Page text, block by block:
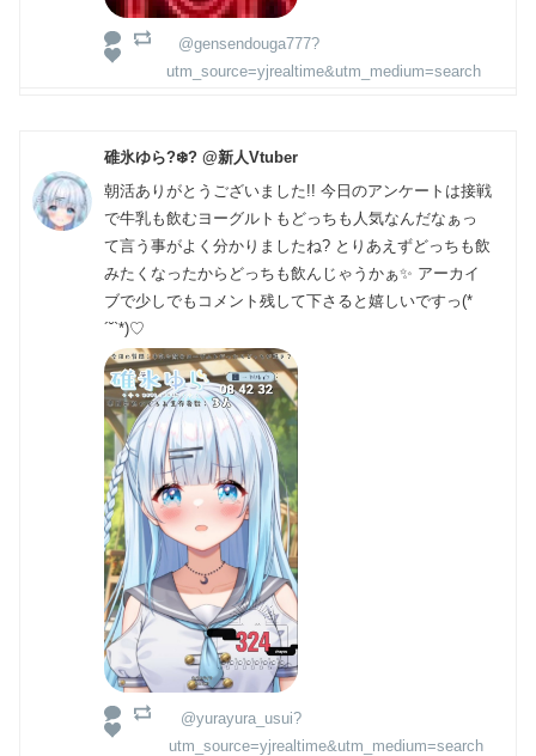
@gensendouga777?
utm_source=yjrealtime&utm_medium=search
碓氷ゆら?‍❄️? @新人Vtuber
朝活ありがとうございました!! 今日のアンケートは接戦
で牛乳も飲むヨーグルトもどっちも人気なんだなぁっ
て言う事がよく分かりましたね? とりあえずどっちも飲
みたくなったからどっちも飲んじゃうかぁ✨ アーカイ
ブで少しでもコメント残して下さると嬉しいですっ(*
´˘`*)♡
@yurayura_usui?
utm_source=yjrealtime&utm_medium=search